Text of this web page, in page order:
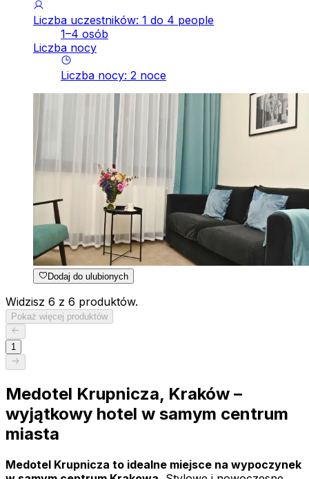
Liczba uczestników: 1 do 4 people
1–4 osób
Liczba nocy
Liczba nocy: 2 noce
Dodaj do ulubionych
Widzisz 6 z 6 produktów.
Pokaż więcej produktów
1
Medotel Krupnicza, Kraków –
wyjątkowy hotel w samym centrum
miasta
Medotel Krupnicza to idealne miejsce na wypoczynek